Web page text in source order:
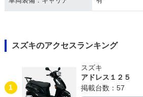
スズキのアクセスランキング
1
スズキ
アドレス１２５
掲載台数：57